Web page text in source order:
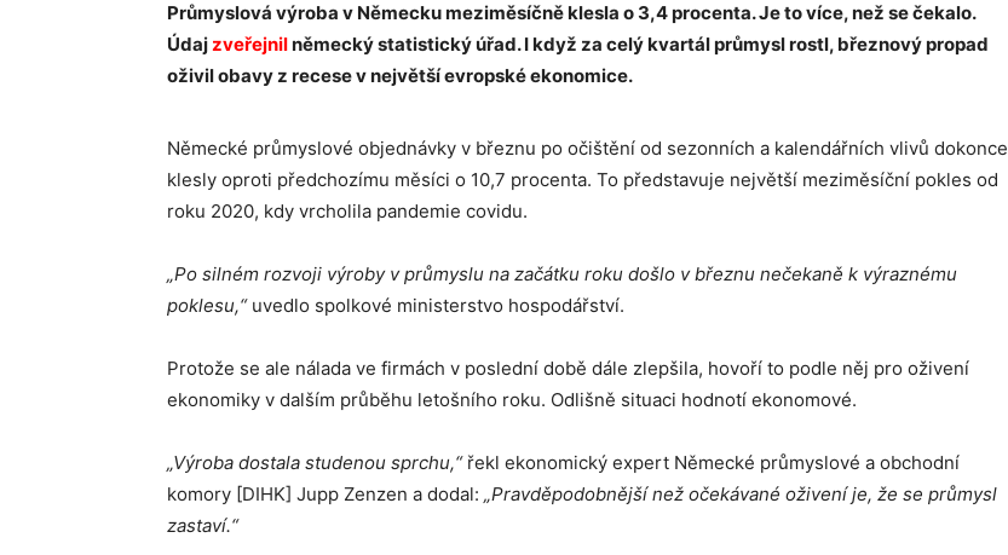
Průmyslová výroba v Německu meziměsíčně klesla o 3,4 procenta. Je to více, než se čekalo.
Údajzveřejnilněmecký statistický úřad. I když za celý kvartál průmysl rostl, březnový propad
oživil obavy z recese v největší evropské ekonomice.
Německé průmyslové objednávky v březnu po očištění od sezonních a kalendářních vlivů dokonce
klesly oproti předchozímu měsíci o 10,7 procenta. To představuje největší meziměsíční pokles od
roku 2020, kdy vrcholila pandemie covidu.
„Po silném rozvoji výroby v průmyslu na začátku roku došlo v březnu nečekaně k výraznému
poklesu,“uvedlo spolkové ministerstvo hospodářství.
Protože se ale nálada ve firmách v poslední době dále zlepšila, hovoří to podle něj pro oživení
ekonomiky v dalším průběhu letošního roku. Odlišně situaci hodnotí ekonomové.
„Výroba dostala studenou sprchu,“řekl ekonomický expert Německé průmyslové a obchodní
komory [DIHK] Jupp Zenzen a dodal: „Pravděpodobnější než očekávané oživení je, že se průmysl
zastaví.“